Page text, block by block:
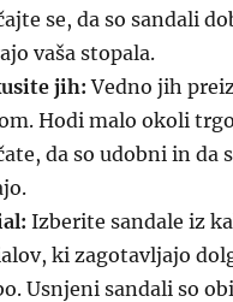
se, da so sandali
vaša stopala.
jih: Vedno jih
Hodi malo okoli
da so udobni in da
Izberite sandale iz
ki zagotavljajo
Usnjeni sandali so